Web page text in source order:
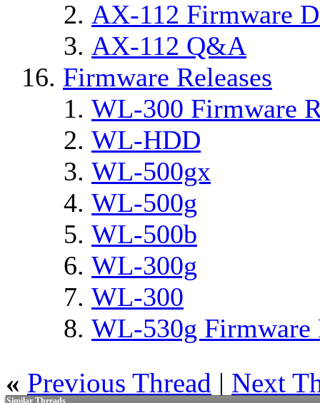
AX-112 Firmware
AX-112 Q&A
Firmware Releases
WL-300 Firmware
WL-HDD
WL-500gx
WL-500g
WL-500b
WL-300g
WL-300
WL-530g Firmware
« Previous Thread | Next
Similar Threads